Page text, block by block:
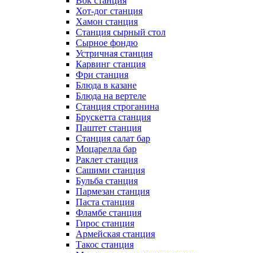
Хот-дог станция
Хамон станция
Станция сырный стол
Сырное фондю
Устричная станция
Карвинг станция
Фри станция
Блюда в казане
Блюда на вертеле
Станция строганина
Брускетта станция
Паштет станция
Станция салат бар
Моцарелла бар
Раклет станция
Сашими станция
Бульба станция
Пармезан станция
Паста станция
Фламбе станция
Гирос станция
Армейская станция
Такос станция